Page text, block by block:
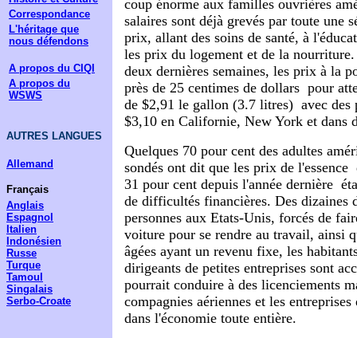
Correspondance
L'héritage que
nous défendons
A propos du CIQI
A propos du
WSWS
AUTRES LANGUES
Allemand
Français
Anglais
Espagnol
Italien
Indonésien
Russe
Turque
Tamoul
Singalais
Serbo-Croate
coup énorme aux familles ouvrières
salaires sont déjà grevés par toute une
prix, allant des soins de santé, à
les prix du logement et de la nourriture.
deux dernières semaines, les prix à la
près de 25 centimes de dollars ­ pour
de $2,91 le gallon (3.7 litres) ­ avec des
$3,10 en Californie, New York et dans
Quelques 70 pour cent des adultes
sondés ont dit que les prix de l'essence
31 pour cent depuis l'année dernière
de difficultés financières. Des dizaines
personnes aux Etats-Unis, forcés de
voiture pour se rendre au travail, ainsi
âgées ayant un revenu fixe, les
dirigeants de petites entreprises sont
pourrait conduire à des licenciements
compagnies aériennes et les
dans l'économie toute entière.